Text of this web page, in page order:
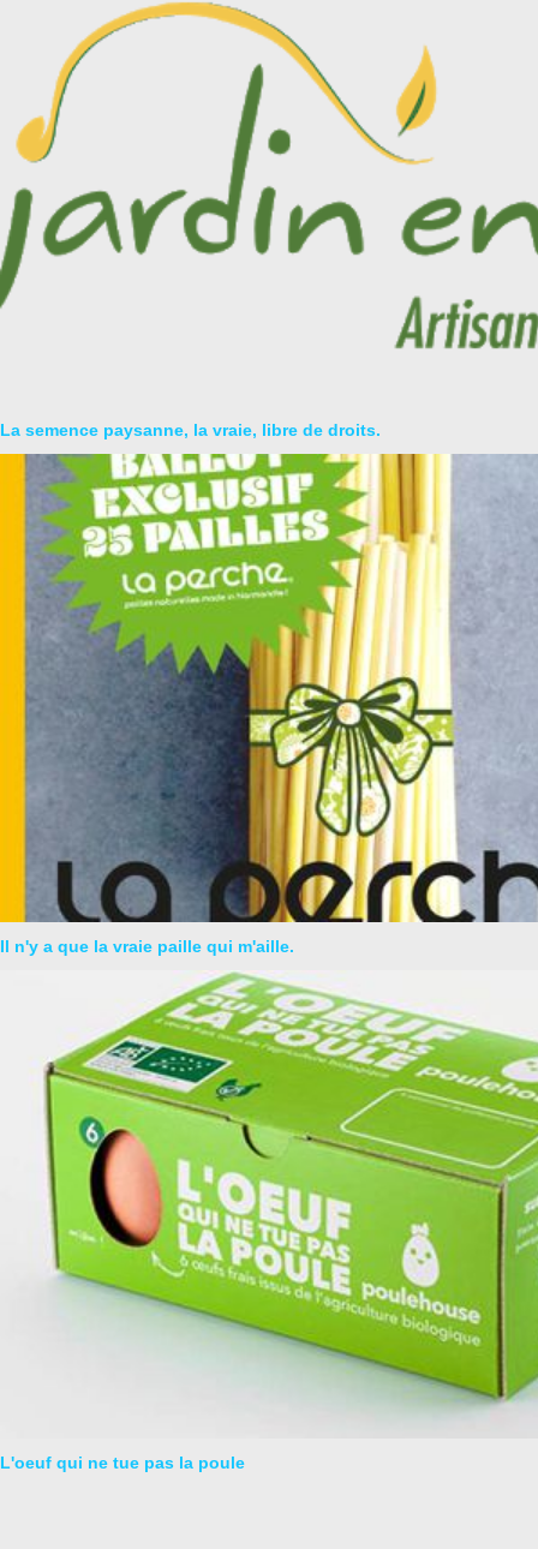
La semence paysanne, la vraie, libre de droits.
Il n'y a que la vraie paille qui m'aille.
L'oeuf qui ne tue pas la poule